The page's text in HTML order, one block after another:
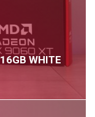
WHITE